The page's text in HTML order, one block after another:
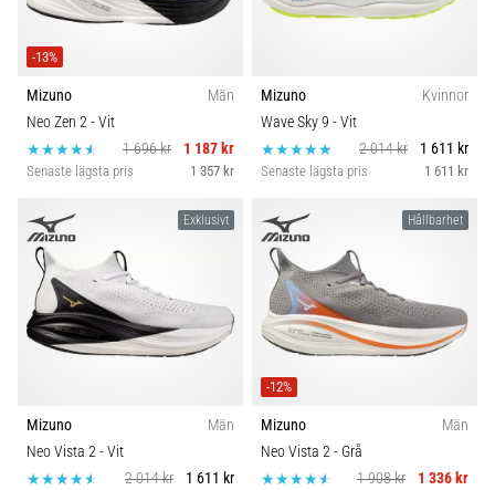
-13%
Mizuno
Män
Neo Zen 2- Vit
1 696 kr
1 187 kr
Senaste lägsta pris 1 357 kr
Mizuno
Kvinnor
Wave Sky 9 - Vit
2 014 kr
1 611 kr
Senaste lägsta pris 1 611 kr
Exklusivt
Mizuno
Män
Neo Vista 2- Vit
2 014 kr
1 611 kr
Hållbarhet
-12%
Mizuno
Män
Neo Vista 2- Grå
1 908 kr
1 336 kr